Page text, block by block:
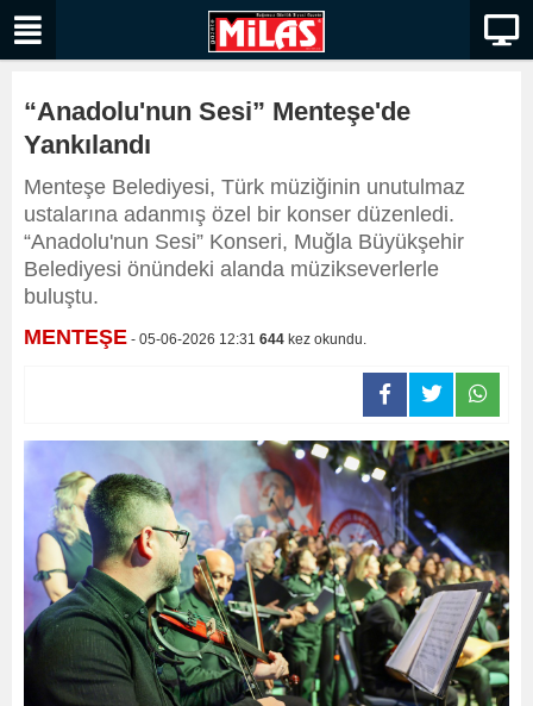
“Anadolu'nun Sesi” Menteşe'de
Yankılandı
Menteşe Belediyesi, Türk müziğinin unutulmaz
ustalarına adanmış özel bir konser düzenledi.
“Anadolu'nun Sesi” Konseri, Muğla Büyükşehir
Belediyesi önündeki alanda müzikseverlerle
buluştu.
MENTEŞE - 05-06-2026 12:31 644 kez okundu.